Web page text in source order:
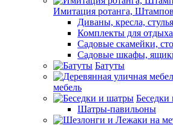
Имитация ротанга,
Диваны, кресла,
Комплекты для отдыха
Садовые скамейки,
Садовые шкафы,
Батуты
мебель
Шатры-павильоны